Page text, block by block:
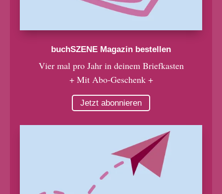
buchSZENE Magazin bestellen
Vier mal pro Jahr in deinem Briefkasten
+ Mit Abo-Geschenk +
Jetzt abonnieren